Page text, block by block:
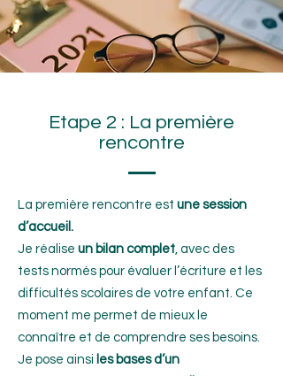
Etape 2 : La première
rencontre
La première rencontre est une session
d’accueil.
Je réalise un bilan complet, avec des
tests normés pour évaluer l’écriture et les
difficultés scolaires de votre enfant. Ce
moment me permet de mieux le
connaître et de comprendre ses besoins.
Je pose ainsi les bases d’un